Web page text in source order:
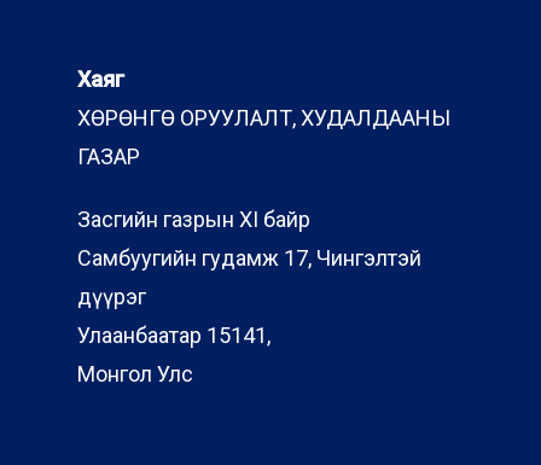
Хаяг
ХӨРӨНГӨ ОРУУЛАЛТ, ХУДАЛДААНЫ
ГАЗАР
Засгийн газрын XI байр
Самбуугийн гудамж 17, Чингэлтэй
дүүрэг
Улаанбаатар 15141,
Монгол Улс